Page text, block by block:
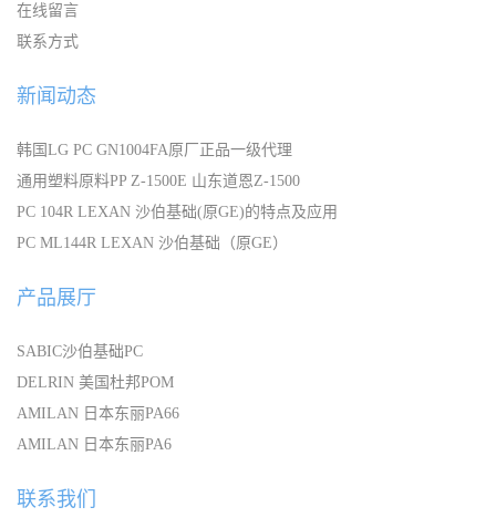
在线留言
联系方式
新闻动态
韩国LG PC GN1004FA原厂正品一级代理
通用塑料原料PP Z-1500E 山东道恩Z-1500
PC 104R LEXAN 沙伯基础(原GE)的特点及应用
PC ML144R LEXAN 沙伯基础（原GE）
产品展厅
SABIC沙伯基础PC
DELRIN 美国杜邦POM
AMILAN 日本东丽PA66
AMILAN 日本东丽PA6
联系我们